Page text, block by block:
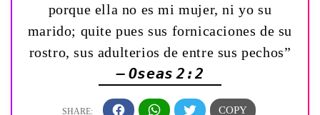
porque ella no es mi mujer, ni yo su
marido; quite pues sus fornicaciones de su
rostro, sus adulterios de entre sus pechos”
— Oseas 2:2